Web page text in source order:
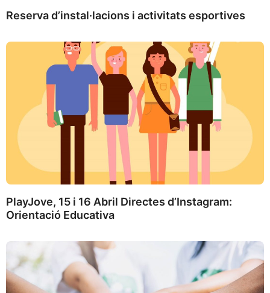
Reserva d’instal·lacions i activitats esportives
PlayJove, 15 i 16 Abril Directes d’Instagram:
Orientació Educativa